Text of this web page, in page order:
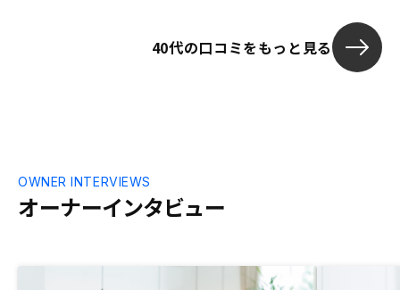
40代の口コミをもっと見る
オーナーインタビュー
OWNER INTERVIEWS